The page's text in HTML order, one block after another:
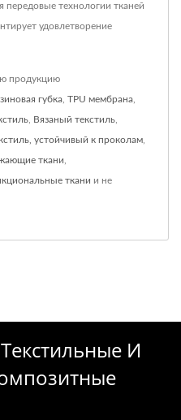
передовые технологии тканей
удовлетворение
продукцию
губка TPU мембрана
Вязаный текстиль
устойчивый к проколам
ткани
ткани и не
И